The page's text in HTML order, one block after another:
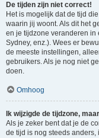
De tijden zijn niet correct!
Het is mogelijk dat de tijd
waarin jij woont. Als dit het
en je tijdzone veranderen in
Sydney, enz.). Wees er
de meeste instellingen,
gebruikers. Als je nog niet
doen.
Omhoog
Ik wijzigde de tijdzone,
Als je zeker bent dat je de
de tijd is nog steeds